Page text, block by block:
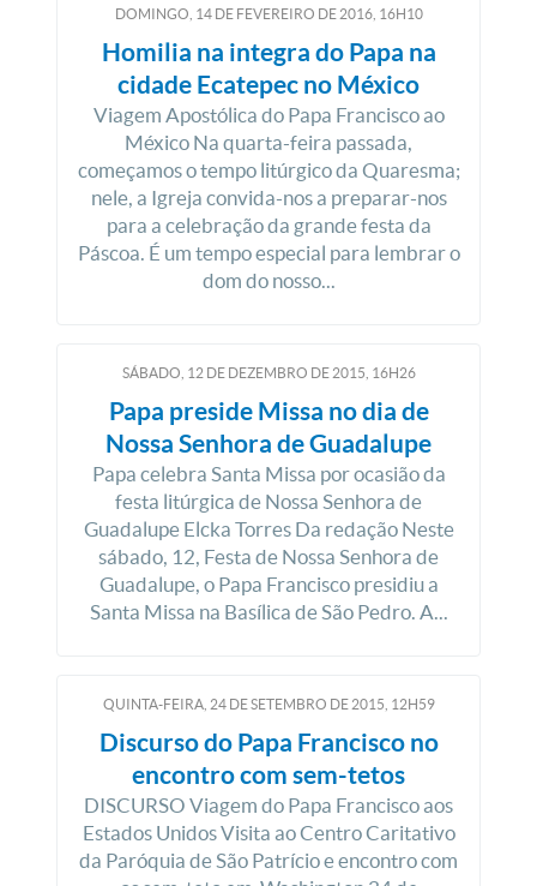
DOMINGO, 14DEFEVEREIRO DE2016, 16H10
Homilia na integra do Papa na
cidade Ecatepec no México
Viagem Apostólica do Papa Francisco ao
México Na quarta-feira passada,
começamos o tempo litúrgico da Quaresma;
nele, a Igreja convida-nos a preparar-nos
para a celebração da grande festa da
Páscoa. É um tempo especial para lembrar o
dom do nosso...
SÁBADO, 12 DEDEZEMBRO DE2015, 16H26
Papa preside Missa no dia de
Nossa Senhora de Guadalupe
Papa celebra Santa Missa por ocasião da
festa litúrgica de Nossa Senhora de
Guadalupe Elcka Torres Da redação Neste
sábado, 12, Festa de Nossa Senhora de
Guadalupe, o Papa Francisco presidiu a
Santa Missa na Basílica de São Pedro. A...
QUINTA-FEIRA, 24DESETEMBRO DE2015, 12H59
Discurso do Papa Francisco no
encontro com sem-tetos
DISCURSO Viagem do Papa Francisco aos
Estados Unidos Visita ao Centro Caritativo
da Paróquia de São Patrício e encontro com